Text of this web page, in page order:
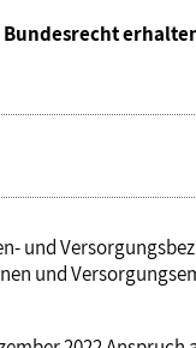
und
und